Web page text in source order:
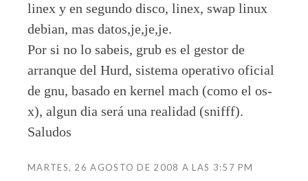
linex y en segundo disco, linex, swap linux
debian, mas datos,je,je,je.
Por si no lo sabeis, grub es el gestor de
arranque del Hurd, sistema operativo oficial
de gnu, basado en kernel mach (como el os-
x), algun dia será una realidad (snifff).
Saludos
MARTES, 26 AGOSTO DE 2008 A LAS 3:57 PM